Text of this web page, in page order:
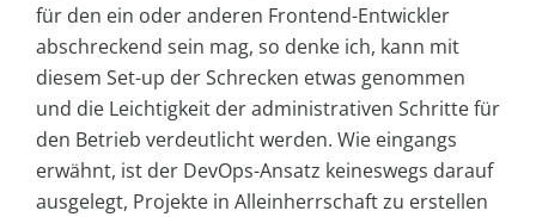
für den ein oder anderen Frontend-Entwickler
abschreckend sein mag, so denke ich, kann mit
diesem Set-up der Schrecken etwas genommen
und die Leichtigkeit der administrativen Schritte für
den Betrieb verdeutlicht werden. Wie eingangs
erwähnt, ist der DevOps-Ansatz keineswegs darauf
ausgelegt, Projekte in Alleinherrschaft zu erstellen